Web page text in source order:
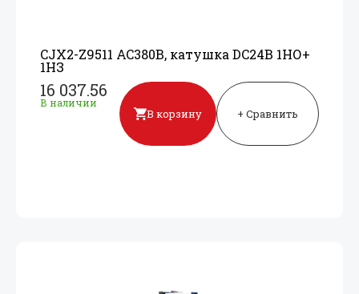
CJX2-Z9511 AC380В, катушка DC24В 1НО+
1НЗ
16 037.56
В наличии
В корзину + Сравнить